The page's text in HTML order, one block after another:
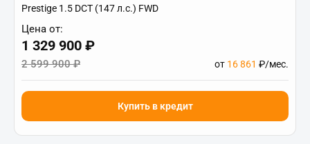
Prestige 1.5 DCT (147 л.с.) FWD
Цена от:
1 329 900 ₽
2 599 900 ₽ от 16 861 ₽/мес.
Купить в кредит